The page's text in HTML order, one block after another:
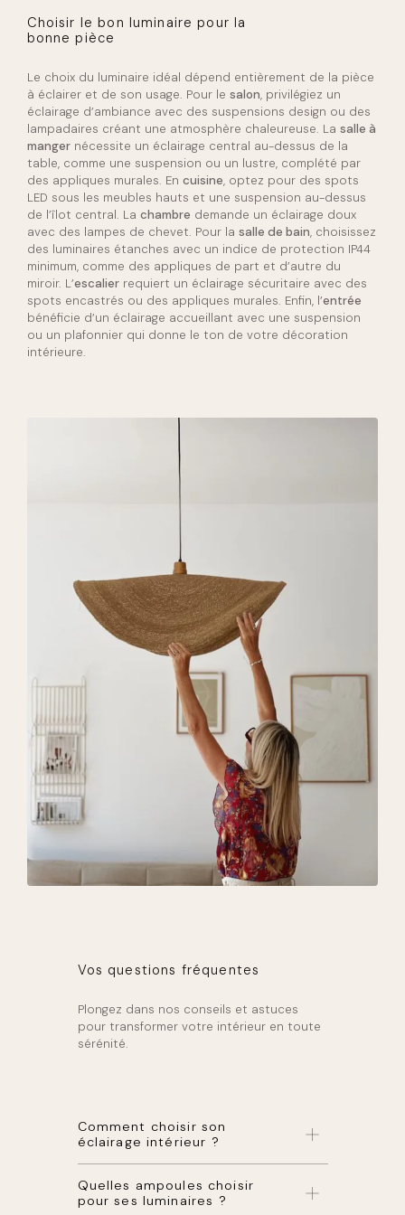
Choisir le bon luminaire pour la
bonne pièce
Le choix du luminaire idéal dépend entièrement de la pièce
à éclairer et de son usage. Pour le salon, privilégiez un
éclairage d’ambiance avec des suspensions design ou des
lampadaires créant une atmosphère chaleureuse. La salle à
mangernécessite un éclairage central au-dessus de la
table, comme une suspension ou un lustre, complété par
des appliques murales. En cuisine, optez pour des spots
LED sous les meubles hauts et une suspension au-dessus
de l’îlot central. La chambre demande un éclairage doux
avec des lampes de chevet. Pour la salle de bain, choisissez
des luminaires étanches avec un indice de protection IP44
minimum, comme des appliques de part et d’autre du
miroir. L’escalierrequiert un éclairage sécuritaire avec des
spots encastrés ou des appliques murales. Enfin, l’entrée
bénéficie d’un éclairage accueillant avec une suspension
ou un plafonnier qui donne le ton de votre décoration
intérieure.
Vos questions fréquentes
Plongez dans nos conseils et astuces
pour transformer votre intérieur en toute
sérénité.
Comment choisir son
éclairage intérieur ?
a quelques éléments à garder à l’esprit
pour créer un espace chaleureux et
Quelles ampoules choisir
pour ses luminaires ?